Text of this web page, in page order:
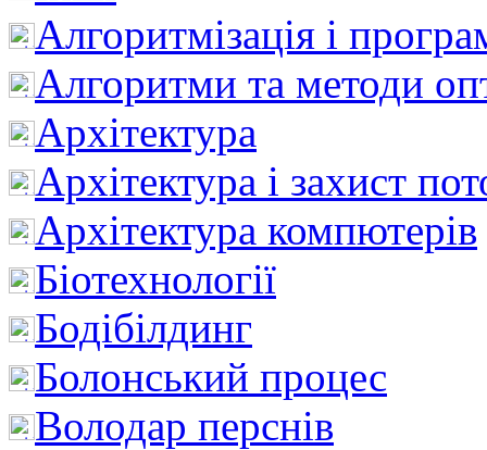
Алгоритмізація і
Алгоритми та методи
Архітектура
Архітектура і захист
Архітектура компютерів
Біотехнології
Бодібілдинг
Болонський процес
Володар перснів